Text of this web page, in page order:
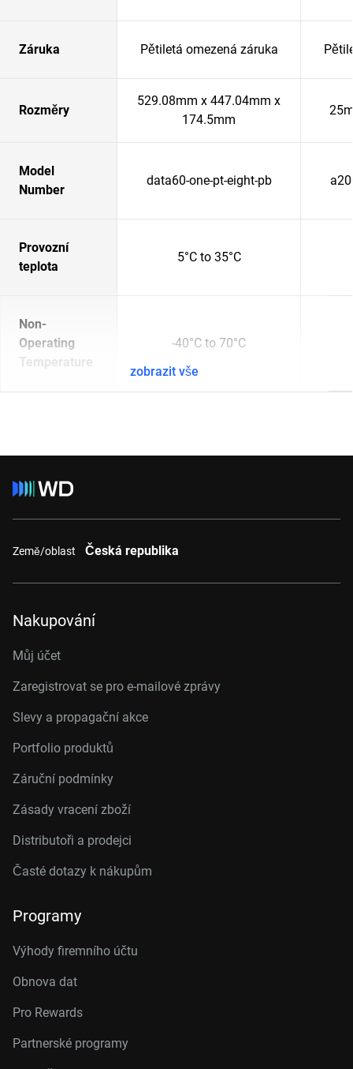
Záruka Pětiletá omezená záruka
Rozměry
529.08mm x 447.04mm x
174.5mm
Model
Number
data60-one-pt-eight-pb
Provozní
teplota
5°C to 35°C
Non-
Operating
Temperature
-40°C to 70°C
zobrazit vše
Země/oblast Česká republika
Nakupování
Můj účet
Zaregistrovat se pro e-mailové zprávy
Slevy a propagační akce
Portfolio produktů
Záruční podmínky
Zásady vracení zboží
Distributoři a prodejci
Časté dotazy k nákupům
Programy
Výhody firemního účtu
Obnova dat
Pro Rewards
Partnerské programy